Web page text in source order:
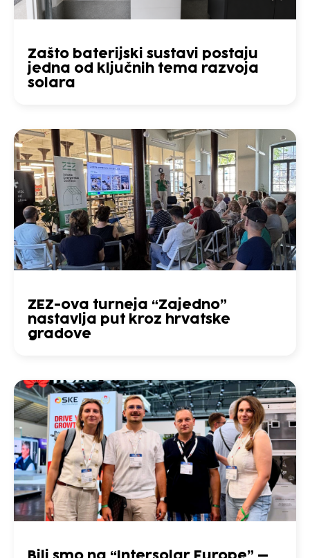
Zašto baterijski sustavi postaju
jedna od ključnih tema razvoja
solara
ZEZ-ova turneja “Zajedno”
nastavlja put kroz hrvatske
gradove